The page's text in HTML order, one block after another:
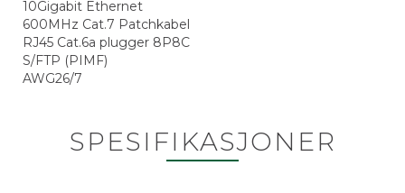
10Gigabit Ethernet
600MHz Cat.7 Patchkabel
RJ45 Cat.6a plugger 8P8C
S/FTP (PIMF)
AWG26/7
SPESIFIKASJONER